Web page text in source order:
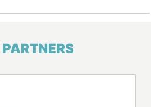
PARTNERS